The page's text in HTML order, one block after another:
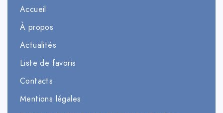
Accueil
À propos
Actualités
Liste de favoris
Contacts
Mentions légales